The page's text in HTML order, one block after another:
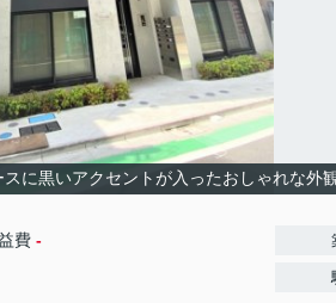
に黒いアクセントが入ったおしゃれな外観
費 -